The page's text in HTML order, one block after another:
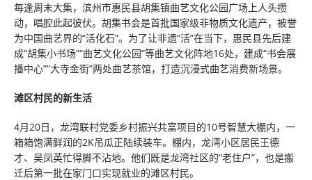
每逢周末大集，滨州市惠民县胡集镇曲艺文化公园广场上人头攒
动，唱腔此起彼伏。胡集书会是首批国家级非物质文化遗产，被誉
为中国曲艺界的“活化石”。为了让非遗“活”在当下，惠民县先后建
成“胡集小书场”“曲艺文化公园”等曲艺文化阵地16处，建成“书会展
播中心”“大寺金街”两处曲艺茶馆，打造沉浸式曲艺消费新场景。
滩区村民的新生活
4月20日，龙湾联村党委乡村振兴共富项目的10号智慧大棚内，一
箱箱饱满鲜润的2K吊瓜正陆续装车。棚内，龙湾小区居民王德
才、吴凤英忙得脚不沾地。他们既是龙湾社区的“老住户”，也是搬
迁后第一批在家门口实现就业的滩区村民。